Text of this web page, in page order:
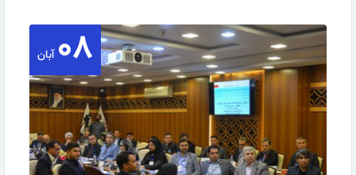
به گزارش روابط عمومی مرکز آموزش بازرگانی: سمینار
آموزشی آشنایی با قانون مالیات بر ارزش افزوده 98" …
ادامه مطلب
۰۸ آبان